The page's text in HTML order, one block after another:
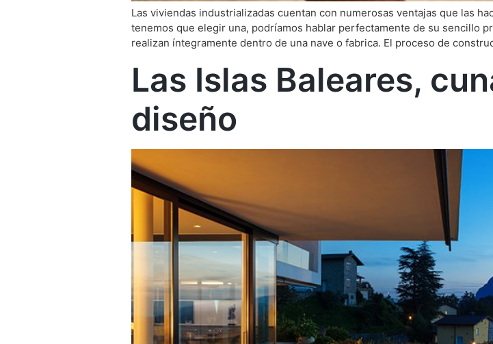
Las viviendas industrializadas cuentan con numerosas ventajas que las
tenemos que elegir una, podríamos hablar perfectamente de su sencillo
realizan íntegramente dentro de una nave o fabrica. El proceso de
Las Islas Baleares,
diseño